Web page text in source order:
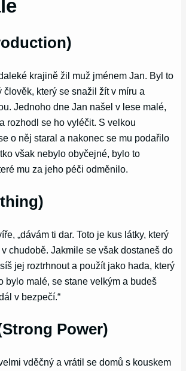
krajině žil muž jménem Jan. Byl to
člověk, který se snažil žít v míru a
Jednoho dne Jan našel v lese malé,
rozhodl se ho vyléčit. S velkou
o něj staral a nakonec se mu podařilo
však nebylo obyčejné, bylo to
mu za jeho péči odměnilo.
„dávám ti dar. Toto je kus látky, který
chudobě. Jakmile se však dostaneš do
jej roztrhnout a použít jako hada, který
bylo malé, se stane velkým a budeš
v bezpečí.“
Power)
vděčný a vrátil se domů s kouskem